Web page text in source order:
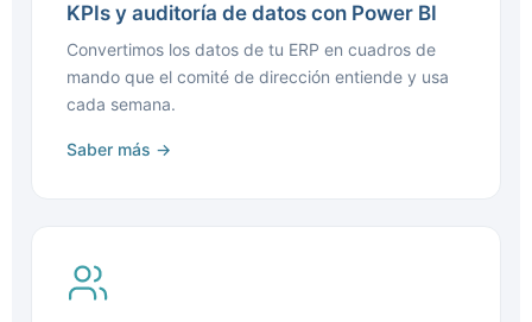
KPIs y auditoría de datos con Power BI
Convertimos los datos de tu ERP en cuadros de
mando que el comité de dirección entiende y usa
cada semana.
Saber más →